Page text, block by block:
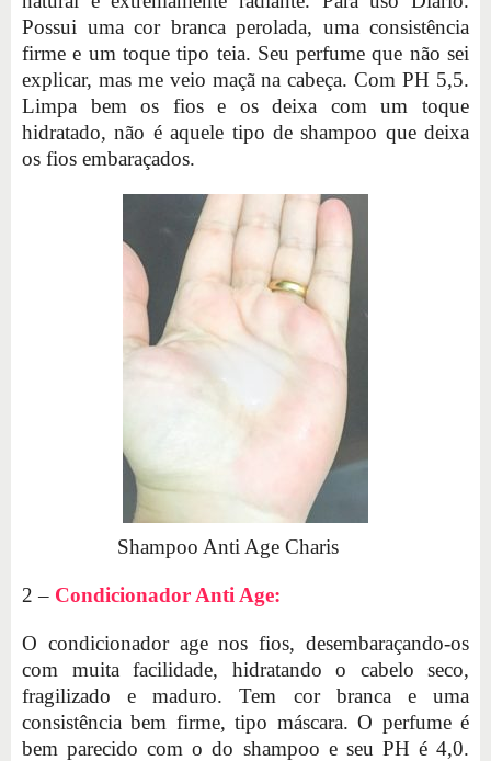
Possui uma cor branca perolada, uma consistência
firme e um toque tipo teia. Seu perfume que não sei
explicar, mas me veio maçã na cabeça. Com PH 5,5.
Limpa bem os fios e os deixa com um toque
hidratado, não é aquele tipo de shampoo que deixa
os fios embaraçados.
Shampoo Anti Age Charis
2 – Condicionador Anti Age:
O condicionador age nos fios, desembaraçando-os
com muita facilidade, hidratando o cabelo seco,
fragilizado e maduro. Tem cor branca e uma
consistência bem firme, tipo máscara. O perfume é
bem parecido com o do shampoo e seu PH é 4,0.